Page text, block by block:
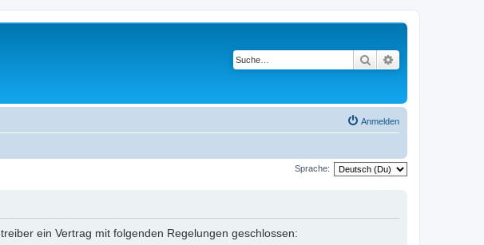
Suche
Anmelden
Sprache:
ein Vertrag mit folgenden Regelungen geschlossen: